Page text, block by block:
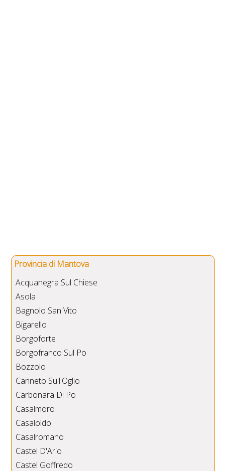
Provincia di Mantova
Acquanegra Sul Chiese
Asola
Bagnolo San Vito
Bigarello
Borgoforte
Borgofranco Sul Po
Bozzolo
Canneto Sull'Oglio
Carbonara Di Po
Casalmoro
Casaloldo
Casalromano
Castel D'Ario
Castel Goffredo